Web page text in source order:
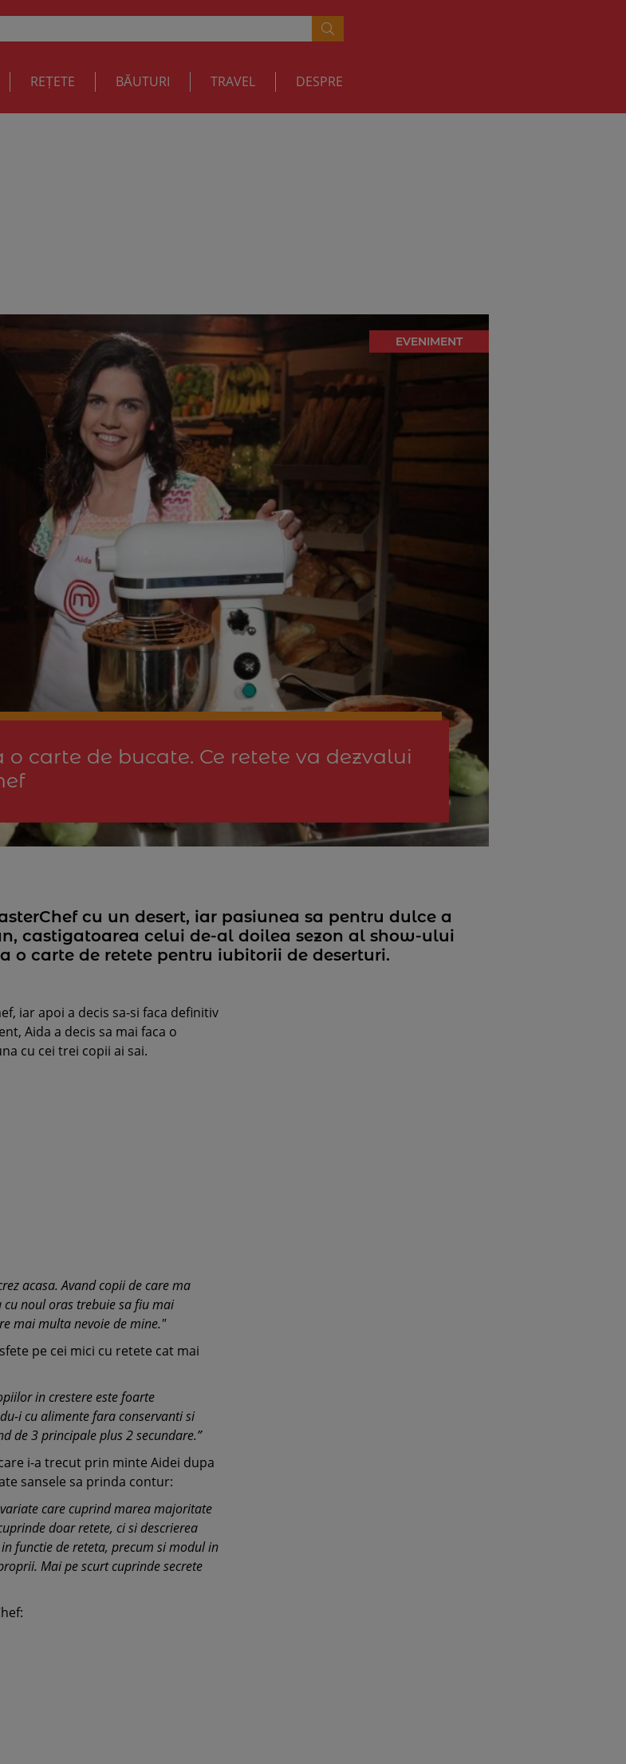
REȚETE BĂUTURI TRAVEL DESPRE
EVENIMENT
carte de bucate. Ce retete va dezvalui
cu un desert, iar pasiunea sa pentru dulce a
castigatoarea celui de-al doilea sezon al show-ului
o carte de retete pentru iubitorii de deserturi.
iar apoi a decis sa-si faca definitiv
Aida a decis sa mai faca o
cu cei trei copii ai sai.
acasa. Avand copii de care ma
noul oras trebuie sa fiu mai
mai multa nevoie de mine."
pe cei mici cu retete cat mai
in crestere este foarte
i cu alimente fara conservanti si
de 3 principale plus 2 secundare.”
i-a trecut prin minte Aidei dupa
sansele sa prinda contur:
care cuprind marea majoritate
doar retete, ci si descrierea
functie de reteta, precum si modul in
Mai pe scurt cuprinde secrete